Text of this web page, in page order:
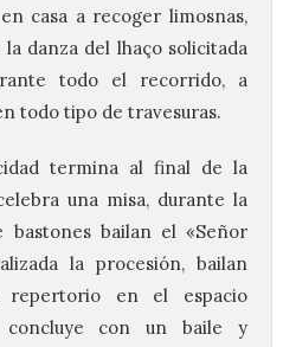
casa a recoger limosnas,
danza del lhaço solicitada
todo el recorrido, a
todo tipo de travesuras.
termina al final de la
una misa, durante la
bastones bailan el «Señor
la procesión, bailan
en el espacio
concluye con un baile y